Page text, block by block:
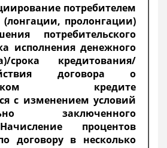
потребителем
пролонгации)
потребительского
исполнения денежного
срока кредитования/
договора о
кредите
с изменением условий
заключенного
процентов
договору в несколько